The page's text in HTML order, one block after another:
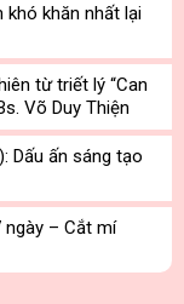
khó khăn nhất lại
từ triết lý “Can
Võ Duy Thiện
Dấu ấn sáng tạo
– Cắt mí